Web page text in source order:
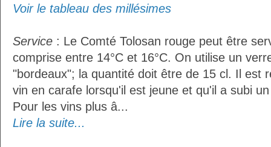
Voir le tableau des millésimes
Service : Le Comté Tolosan rouge peut être
comprise entre 14°C et 16°C. On utilise un
"bordeaux"; la quantité doit être de 15 cl. Il est
vin en carafe lorsqu'il est jeune et qu'il a subi
Pour les vins plus â...
Lire la suite...